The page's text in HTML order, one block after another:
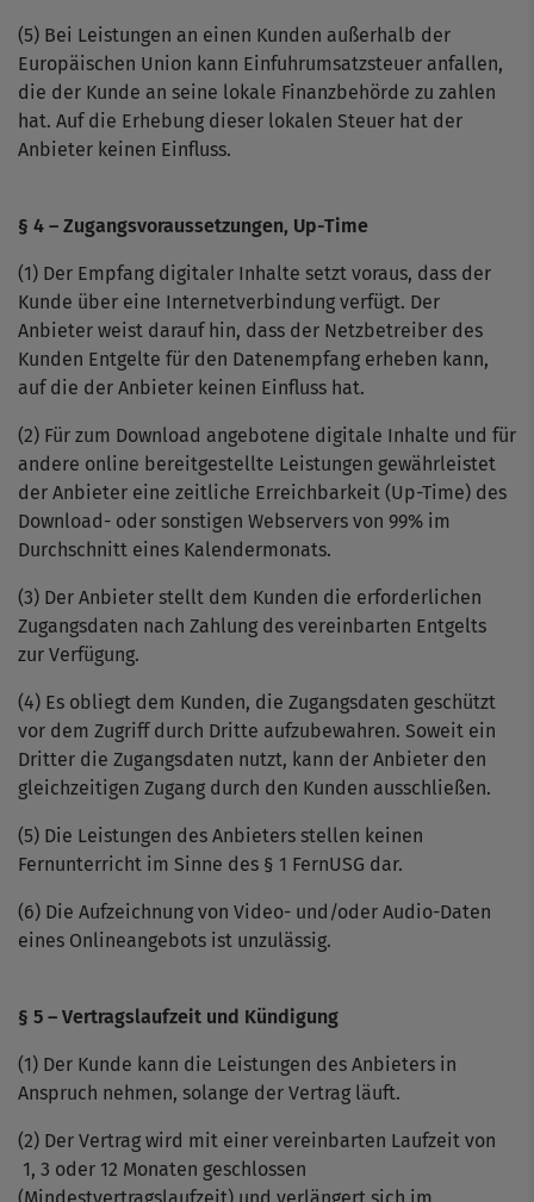
(5) Bei Leistungen an einen Kunden außerhalb der
Europäischen Union kann Einfuhrumsatzsteuer anfallen,
die der Kunde an seine lokale Finanzbehörde zu zahlen
hat. Auf die Erhebung dieser lokalen Steuer hat der
Anbieter keinen Einfluss.
§ 4 – Zugangsvoraussetzungen, Up-Time
(1) Der Empfang digitaler Inhalte setzt voraus, dass der
Kunde über eine Internetverbindung verfügt. Der
Anbieter weist darauf hin, dass der Netzbetreiber des
Kunden Entgelte für den Datenempfang erheben kann,
auf die der Anbieter keinen Einfluss hat.
(2) Für zum Download angebotene digitale Inhalte und für
andere online bereitgestellte Leistungen gewährleistet
der Anbieter eine zeitliche Erreichbarkeit (Up-Time) des
Download- oder sonstigen Webservers von 99% im
Durchschnitt eines Kalendermonats.
(3) Der Anbieter stellt dem Kunden die erforderlichen
Zugangsdaten nach Zahlung des vereinbarten Entgelts
zur Verfügung.
(4) Es obliegt dem Kunden, die Zugangsdaten geschützt
vor dem Zugriff durch Dritte aufzubewahren. Soweit ein
Dritter die Zugangsdaten nutzt, kann der Anbieter den
gleichzeitigen Zugang durch den Kunden ausschließen.
(5) Die Leistungen des Anbieters stellen keinen
Fernunterricht im Sinne des § 1 FernUSG dar.
(6) Die Aufzeichnung von Video- und/oder Audio-Daten
eines Onlineangebots ist unzulässig.
§ 5 – Vertragslaufzeit und Kündigung
(1) Der Kunde kann die Leistungen des Anbieters in
Anspruch nehmen, solange der Vertrag läuft.
(2) Der Vertrag wird mit einer vereinbarten Laufzeit von
1, 3 oder 12 Monaten geschlossen